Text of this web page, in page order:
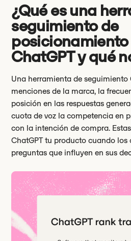
¿Qué es una
seguimiento de
ChatGPT y qué
Una herramienta de seguimiento
menciones de la marca, la
posición en las respuestas
cuota de voz la competencia en
con la intención de compra.
ChatGPT tu producto cuando
preguntas que influyen en sus